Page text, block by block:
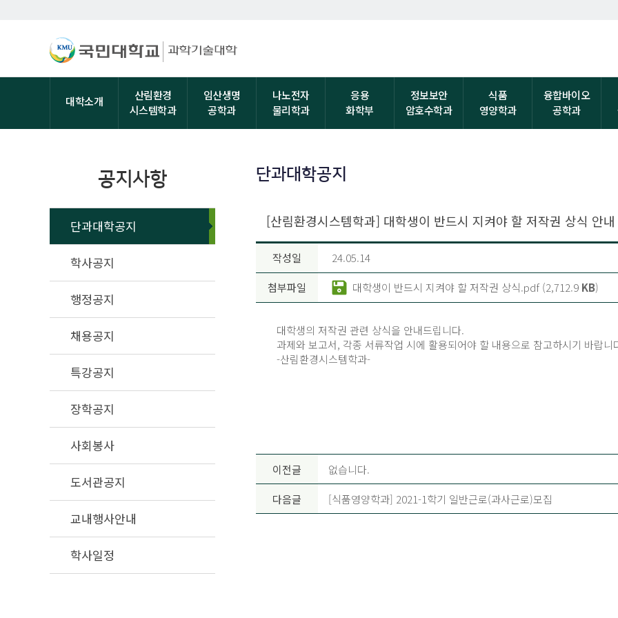
대학소개
산림환경
시스템학과
임산생명
공학과
나노전자
물리학과
응용
화학부
정보보안
암호수학과
식품
영양학과
융합바이오
공학과
공지사항
단과대학공지
학사공지
행정공지
채용공지
특강공지
장학공지
사회봉사
도서관공지
교내행사안내
학사일정
단과대학공지
[산림환경시스템학과] 대학생이 반드시 지켜야 할 저작권 상식 안내
작성일 24.05.14
첨부파일 대학생이 반드시 지켜야 할 저작권 상식.pdf (2,712.9 KB)
대학생의 저작권 관련 상식을 안내드립니다.
과제와 보고서, 각종 서류작업 시에 활용되어야 할 내용으로 참고하시기 바랍니
-산림환경시스템학과-
이전글 없습니다.
다음글 [식품영양학과] 2021-1학기 일반근로(과사근로)모집